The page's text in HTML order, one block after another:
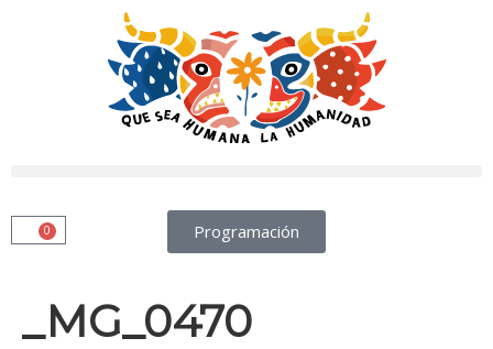
Programación
0
_MG_0470